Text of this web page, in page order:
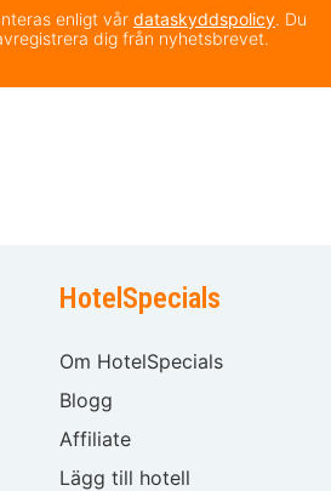
enligt vår dataskyddspolicy. Du
dig från nyhetsbrevet.
HotelSpecials
Om HotelSpecials
Blogg
Affiliate
Lägg till hotell